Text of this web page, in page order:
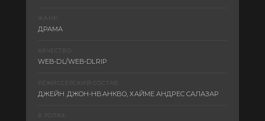
ЖАНР:
ДРАМА
КАЧЕСТВО:
WEB-DL/WEB-DLRIP
РЕЖИССЕРСКИЙ СОСТАВ:
ДЖЕЙН ДЖОН-НВАНКВО, ХАЙМЕ АНДРЕС САЛАЗАР
В РОЛЯХ: